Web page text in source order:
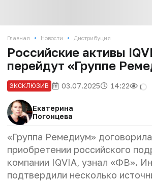
Главная • Новости • Дистрибуция
Российские активы
перейдут «Группе
ЭКСКЛЮЗИВ 03.07.2025 14:22
Екатерина
Погонцева
«Группа Ремедиум»
приобретении российского
компании IQVIA, узнал «ФВ».
подтвердили несколько